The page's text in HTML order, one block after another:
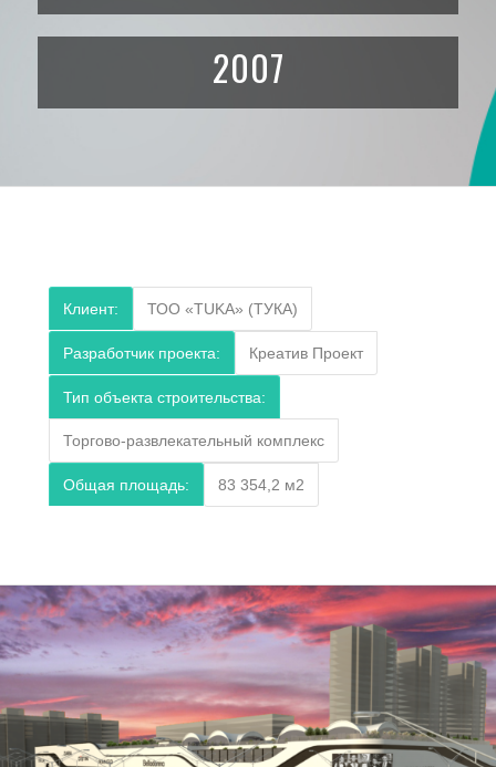
2007
Клиент: ТОО «TUKA» (ТУКА)
Разработчик проекта: Креатив Проект
Тип объекта строительства:
Торгово-развлекательный комплекс
Общая площадь: 83 354,2 м2